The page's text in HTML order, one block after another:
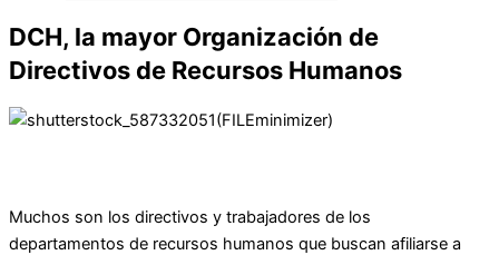
DCH, la mayor Organización de
Directivos de Recursos Humanos
Muchos son los directivos y trabajadores de los
departamentos de recursos humanos que buscan afiliarse a